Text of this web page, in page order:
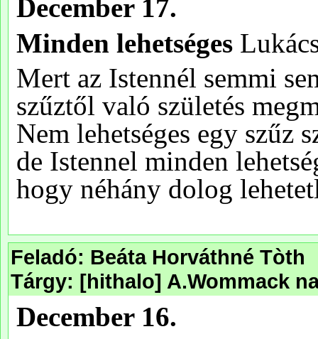
Feladó: Beáta Horváthné Tòth
Tárgy: [hithalo] A.Wommack